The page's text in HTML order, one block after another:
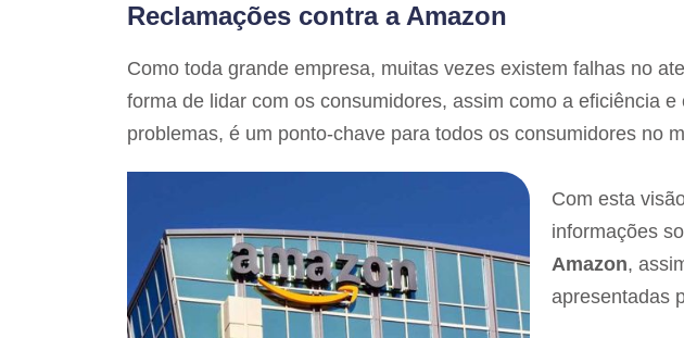
Reclamações contra a Amazon
Como toda grande empresa, muitas vezes existem falhas no
forma de lidar com os consumidores, assim como a eficiência
problemas, é um ponto-chave para todos os consumidores no
Com esta
informações
Amazon,
apresentadas